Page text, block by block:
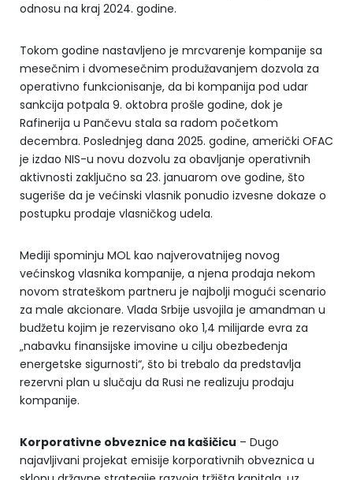
odnosu na kraj 2024. godine.
Tokom godine nastavljeno je mrcvarenje kompanije sa
mesečnim i dvomesečnim produžavanjem dozvola za
operativno funkcionisanje, da bi kompanija pod udar
sankcija potpala 9. oktobra prošle godine, dok je
Rafinerija u Pančevu stala sa radom početkom
decembra. Poslednjeg dana 2025. godine, američki OFAC
je izdao NIS-u novu dozvolu za obavljanje operativnih
aktivnosti zaključno sa 23. januarom ove godine, što
sugeriše da je većinski vlasnik ponudio izvesne dokaze o
postupku prodaje vlasničkog udela.
Mediji spominju MOL kao najverovatnijeg novog
većinskog vlasnika kompanije, a njena prodaja nekom
novom strateškom partneru je najbolji mogući scenario
za male akcionare. Vlada Srbije usvojila je amandman u
budžetu kojim je rezervisano oko 1,4 milijarde evra za
„nabavku finansijske imovine u cilju obezbeđenja
energetske sigurnosti“, što bi trebalo da predstavlja
rezervni plan u slučaju da Rusi ne realizuju prodaju
kompanije.
Korporativne obveznice na kašičicu – Dugo
najavljivani projekat emisije korporativnih obveznica u